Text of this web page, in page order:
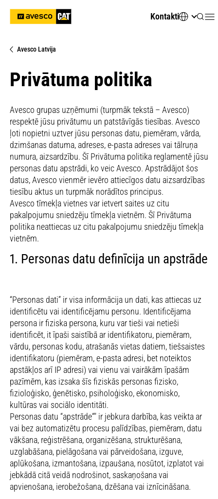
Kontakti
Avesco Latvija
Privātuma politika
Avesco grupas uzņēmumi (turpmāk tekstā – Avesco)
respektē jūsu privātumu un patstāvīgās tiesības. Avesco
ļoti nopietni uztver jūsu personas datu, piemēram, vārda,
dzimšanas datuma, adreses, e-pasta adreses vai tālruņa
numura, aizsardzību. Šī Privātuma politika reglamentē jūsu
personas datu apstrādi, ko veic Avesco. Apstrādājot šos
datus, Avesco vienmēr ievēro attiecīgos datu aizsardzības
tiesību aktus un turpmāk norādītos principus.
Avesco tīmekļa vietnes var ietvert saites uz citu
pakalpojumu sniedzēju tīmekļa vietnēm. Šī Privātuma
politika neattiecas uz citu pakalpojumu sniedzēju tīmekļa
vietnēm.
1. Personas datu definīcija un apstrāde
“Personas dati” ir visa informācija un dati, kas attiecas uz
identificētu vai identificējamu personu. Identificējama
persona ir fiziska persona, kuru var tieši vai netieši
identificēt, it īpaši saistībā ar identifikatoru, piemēram,
vārdu, personas kodu, atrašanās vietas datiem, tiešsaistes
identifikatoru (piemēram, e-pasta adresi, bet noteiktos
apstākļos arī IP adresi) vai vienu vai vairākām īpašām
pazīmēm, kas izsaka šīs fiziskās personas fizisko,
fizioloģisko, ģenētisko, psiholoģisko, ekonomisko,
kultūras vai sociālo identitāti.
Personas datu “apstrāde“" ir jebkura darbība, kas veikta ar
vai bez automatizētu procesu palīdzības, piemēram, datu
vākšana, reģistrēšana, organizēšana, strukturēšana,
uzglabāšana, pielāgošana vai pārveidošana, izguve,
aplūkošana, izmantošana, izpaušana, nosūtot, izplatot vai
jebkādā citā veidā nodrošinot, saskaņošana vai
apvienošana, ierobežošana, dzēšana vai iznīcināšana.